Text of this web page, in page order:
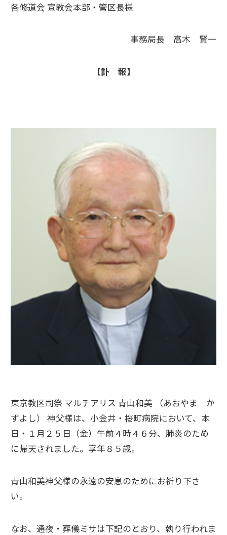
各修道会 宣教会本部・管区長様
事務局長 高木 賢一
【訃 報】
東京教区司祭 マルチアリス 青山和美 （あおやま か
ずよし） 神父様は、小金井・桜町病院において、本
日・１月２５日（金）午前４時４６分、肺炎のため
に帰天されました。享年８５歳。
青山和美神父様の永遠の安息のためにお祈り下さ
い。
なお、通夜・葬儀ミサは下記のとおり、執り行われま